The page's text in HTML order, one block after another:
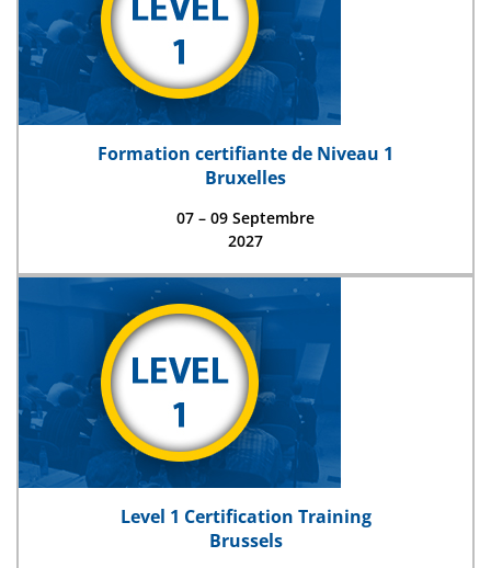
Formation certifiante de Niveau 1
Bruxelles
07 – 09 Septembre
2027
Level 1 Certification Training
Brussels